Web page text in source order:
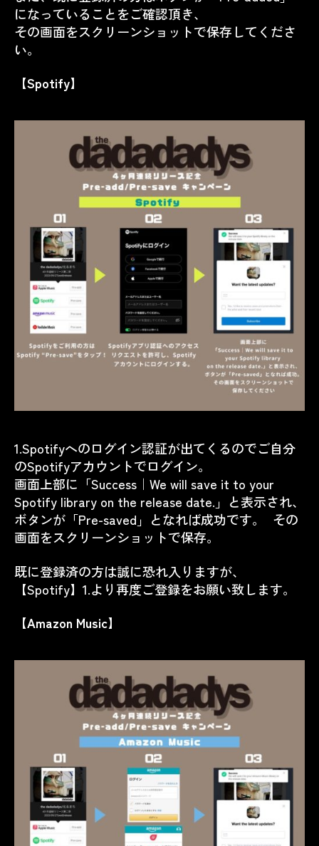
になっていることをご確認頂き、
その画面をスクリーンショットで保存してくださ
い。
【Spotify】
1.Spotifyへのログイン認証が出てくるのでご自分
のSpotifyアカウントでログイン。
画面上部に「Success｜We will save it to your
Spotify library on the release date.」と表示され、
ボタンが「Pre-saved」となれば成功です。 その
画面をスクリーンショットで保存。
既に登録済の方は誠に恐れ入りますが、
【Spotify】1.より再度ご登録をお願い致します。
【Amazon Music】